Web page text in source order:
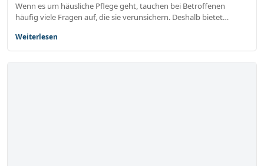
Wenn es um häusliche Pflege geht, tauchen bei Betroffenen
häufig viele Fragen auf, die sie verunsichern. Deshalb bietet…
Weiterlesen